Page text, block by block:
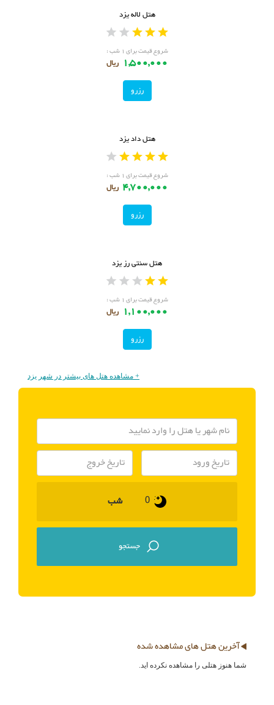
هتل لاله یزد
شروع قیمت برای ۱ شب :
1,500,000 ریال
رزرو
هتل داد یزد
شروع قیمت برای ۱ شب :
4,700,000 ریال
رزرو
هتل سنتی رز یزد
شروع قیمت برای ۱ شب :
1,100,000 ریال
رزرو
+ مشاهده هتل های بیشتر در شهر یزد
شب
آخرین هتل های مشاهده شده
شما هنوز هتلی را مشاهده نکرده اید.